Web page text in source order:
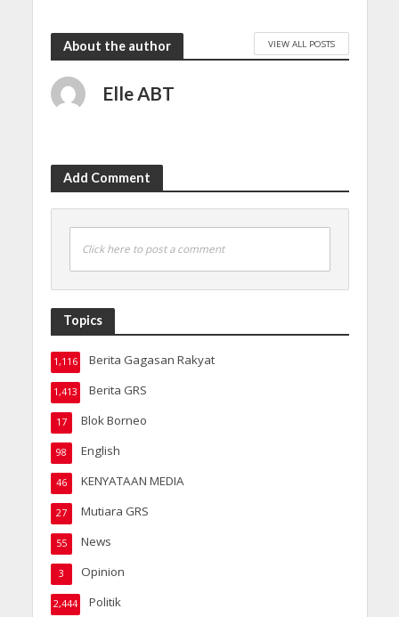
About the author VIEW ALL POSTS
Elle ABT
Add Comment
Click here to post a comment
Topics
Berita Gagasan Rakyat
1,116
Berita GRS
1,413
Blok Borneo
17
English
98
KENYATAAN MEDIA
46
Mutiara GRS
27
News
55
Opinion
3
Politik
2,444